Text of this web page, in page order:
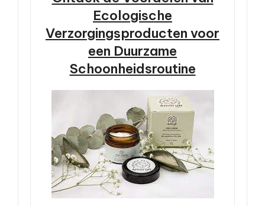
Ecologische
Verzorgingsproducten voor
een Duurzame
Schoonheidsroutine